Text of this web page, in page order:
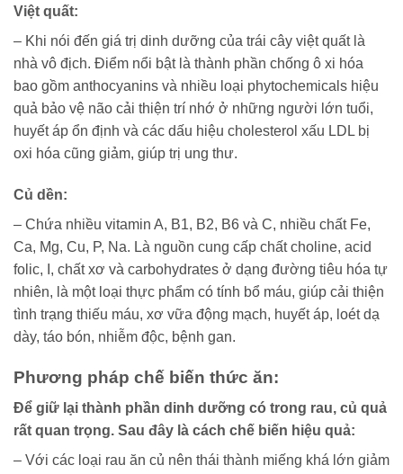
Việt quất:
– Khi nói đến giá trị dinh dưỡng của trái cây việt quất là
nhà vô địch. Điểm nổi bật là thành phần chống ô xi hóa
bao gồm anthocyanins và nhiều loại phytochemicals hiệu
quả bảo vệ não cải thiện trí nhớ ở những người lớn tuổi,
huyết áp ổn định và các dấu hiệu cholesterol xấu LDL bị
oxi hóa cũng giảm, giúp trị ung thư.
Củ dền:
– Chứa nhiều vitamin A, B1, B2, B6 và C, nhiều chất Fe,
Ca, Mg, Cu, P, Na. Là nguồn cung cấp chất choline, acid
folic, I, chất xơ và carbohydrates ở dạng đường tiêu hóa tự
nhiên, là một loại thực phẩm có tính bổ máu, giúp cải thiện
tình trạng thiếu máu, xơ vữa động mạch, huyết áp, loét dạ
dày, táo bón, nhiễm độc, bệnh gan.
Phương pháp chế biến thức ăn:
Để giữ lại thành phần dinh dưỡng có trong rau, củ quả
rất quan trọng. Sau đây là cách chế biến hiệu quả:
– Với các loại rau ăn củ nên thái thành miếng khá lớn giảm